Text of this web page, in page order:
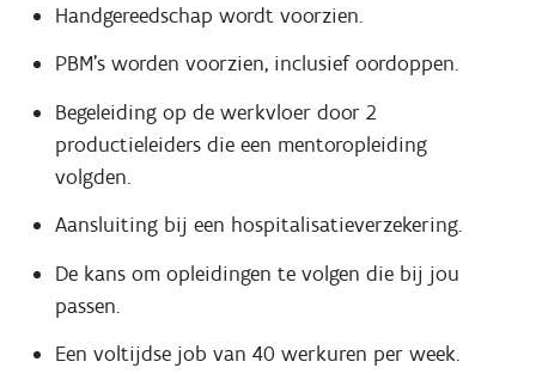
Handgereedschap wordt voorzien.
PBM’s worden voorzien, inclusief oordoppen.
Begeleiding op de werkvloer door 2
productieleiders die een mentoropleiding
volgden.
Aansluiting bij een hospitalisatieverzekering.
De kans om opleidingen te volgen die bij jou
passen.
Een voltijdse job van 40 werkuren per week.